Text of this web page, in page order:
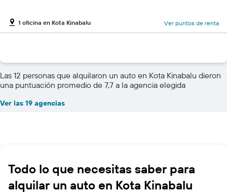
1 oficina en Kota Kinabalu Ver puntos de renta
Las 12 personas que alquilaron un auto en Kota Kinabalu dieron
una puntuación promedio de 7,7 a la agencia elegida
Ver las 19 agencias
Todo lo que necesitas saber para
alquilar un auto en Kota Kinabalu